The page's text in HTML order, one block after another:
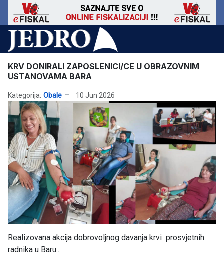
KRV DONIRALI ZAPOSLENICI/CE U OBRAZOVNIM
USTANOVAMA BARA
Kategorija: Obale 10 Jun 2026
Realizovana akcija dobrovoljnog davanja krvi prosvjetnih
radnika u Baru...